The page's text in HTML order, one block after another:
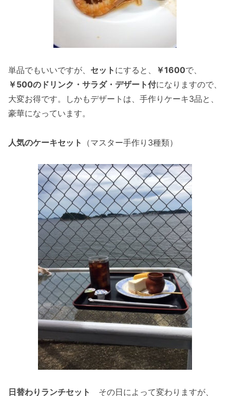
単品でもいいですが、 セット にすると、 ￥1600で、
￥500のドリンク・サラダ・デザート付になりますので、
大変お得です。しかもデザートは、手作りケーキ3品と、
豪華になっています。
人気のケーキセット （マスター手作り3種類）
日替わりランチセット その日によって変わりますが、